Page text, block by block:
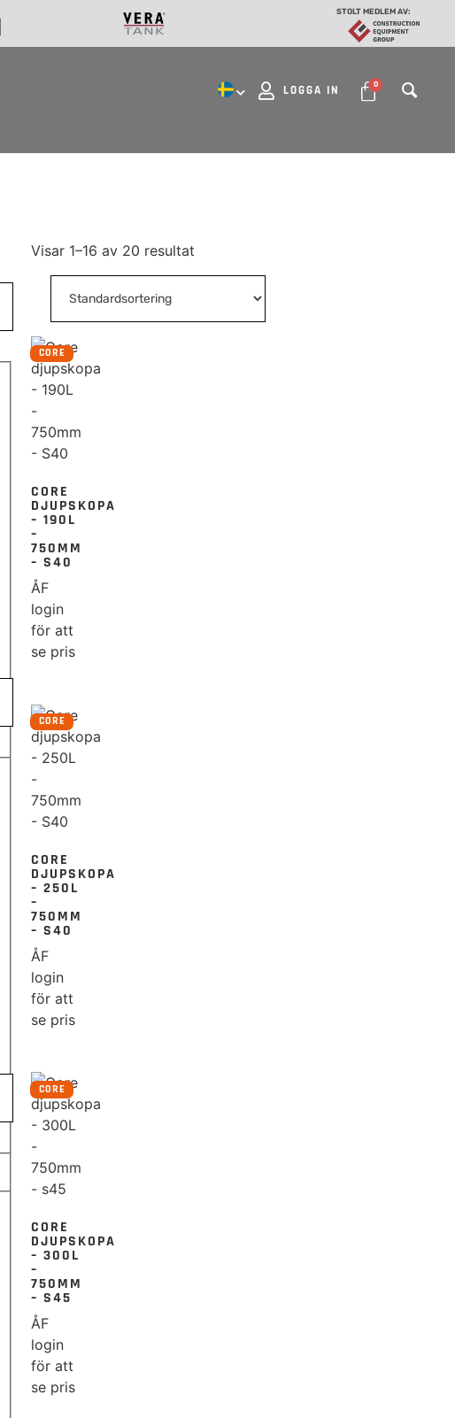
STOLT MEDLEM AV:
LOGGA IN 0
Visar 1–16 av 20 resultat
CORE
CORE
DJUPSKOPA
– 190L
–
750MM
– S40
ÅF
login
för att
se pris
CORE
CORE
DJUPSKOPA
– 250L
–
750MM
– S40
ÅF
login
för att
se pris
CORE
CORE
DJUPSKOPA
– 300L
–
750MM
– S45
ÅF
login
för att
se pris